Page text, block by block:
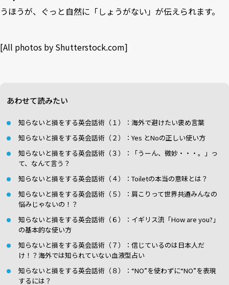
うほうが、ぐっと自然に「しょうがない」が伝えられます。
[All photos by Shutterstock.com]
あわせて読みたい
知らないと損をする英会話術（１）：海外で避けたい褒め言葉
知らないと損をする英会話術（２）：Yes とNoの正しい使い方
知らないと損をする英会話術（３）：「うーん、微妙・・・。」っ
て、なんて言う？
知らないと損をする英会話術（４）：Toiletの本当の意味とは？
知らないと損をする英会話術（５）：肩こりって世界共通みんなの
悩みじゃないの！？
知らないと損をする英会話術（６）：イギリス流「How are you?」
の基本的な使い方
知らないと損をする英会話術（７）：信じているのは日本人だ
け！？海外では知られていない血液型占い
知らないと損をする英会話術（８）：“NO”を使わずに“NO”を表現
するには？